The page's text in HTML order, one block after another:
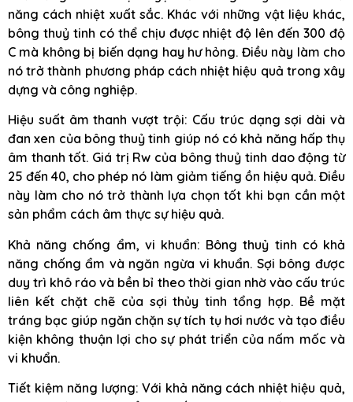
năng cách nhiệt xuất sắc. Khác với những vật liệu khác,
bông thuỷ tinh có thể chịu được nhiệt độ lên đến 300 độ
C mà không bị biến dạng hay hư hỏng. Điều này làm cho
nó trở thành phương pháp cách nhiệt hiệu quả trong xây
dựng và công nghiệp.
Hiệu suất âm thanh vượt trội: Cấu trúc dạng sợi dài và
đan xen của bông thuỷ tinh giúp nó có khả năng hấp thụ
âm thanh tốt. Giá trị Rw của bông thuỷ tinh dao động từ
25 đến 40, cho phép nó làm giảm tiếng ồn hiệu quả. Điều
này làm cho nó trở thành lựa chọn tốt khi bạn cần một
sản phẩm cách âm thực sự hiệu quả.
Khả năng chống ẩm, vi khuẩn: Bông thuỷ tinh có khả
năng chống ẩm và ngăn ngừa vi khuẩn. Sợi bông được
duy trì khô ráo và bền bỉ theo thời gian nhờ vào cấu trúc
liên kết chặt chẽ của sợi thủy tinh tổng hợp. Bề mặt
tráng bạc giúp ngăn chặn sự tích tụ hơi nước và tạo điều
kiện không thuận lợi cho sự phát triển của nấm mốc và
vi khuẩn.
Tiết kiệm năng lượng: Với khả năng cách nhiệt hiệu quả,